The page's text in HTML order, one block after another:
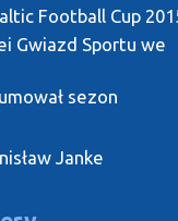
Football Cup
Gwiazd Sportu we
sezon
Janke